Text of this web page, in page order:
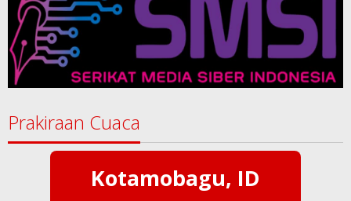
Prakiraan Cuaca
Kotamobagu, ID